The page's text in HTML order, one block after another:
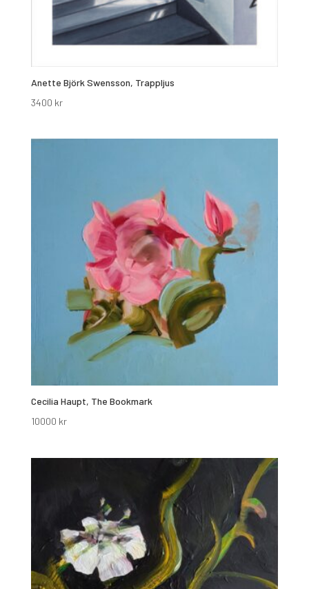
Anette Björk Swensson, Trappljus
3400 kr
Cecilia Haupt, The Bookmark
10000 kr